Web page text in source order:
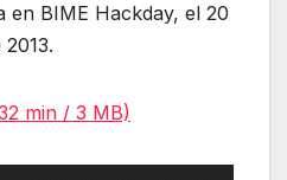
en BIME Hackday, el 20
min / 3 MB)